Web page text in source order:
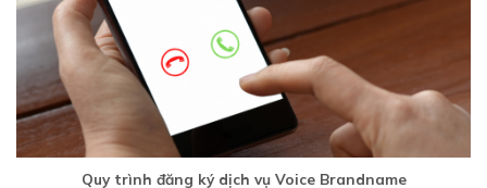
Quy trình đăng ký dịch vụ Voice Brandname